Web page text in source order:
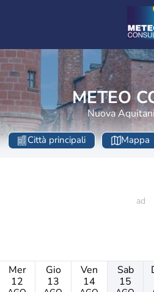
METEO
Nuova
Città principali Mappa
Mer
12
Gio
13
Ven
14
Sab
15